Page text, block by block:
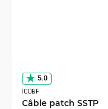
5.0
ICDBF
Câble patch SSTP